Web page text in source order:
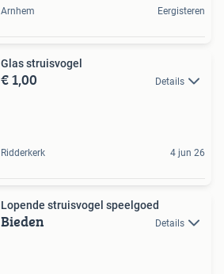
Arnhem Eergisteren
Glas struisvogel
€ 1,00 Details
Ridderkerk 4 jun 26
Lopende struisvogel speelgoed
Bieden Details